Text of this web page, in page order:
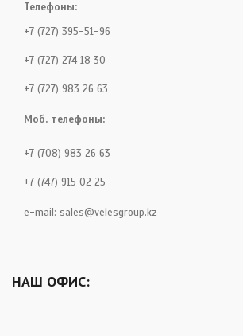
Телефоны:
+7 (727) 395-51-96
+7 (727) 274 18 30
+7 (727) 983 26 63
Моб. телефоны:
+7 (708) 983 26 63
+7 (747) 915 02 25
e-mail: sales@velesgroup.kz
НАШ ОФИС: